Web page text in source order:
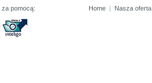
za pomocą: Home | Nasza oferta